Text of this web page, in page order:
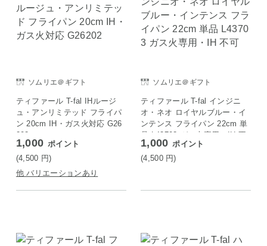
ソムリエ＠ギフト
ティファール T-fal IHルージ
ュ・アンリミテッド フライパ
ン 20cm IH・ガス火対応 G26
202
1,000 ポイント
(4,500 円)
他 バリエーションあり
ソムリエ＠ギフト
ティファール T-fal インジニ
オ・ネオ ロイヤルブルー・イ
ンテンス フライパン 22cm 単
品 L43703 ガス火専用・IH 不
可
1,000 ポイント
(4,500 円)